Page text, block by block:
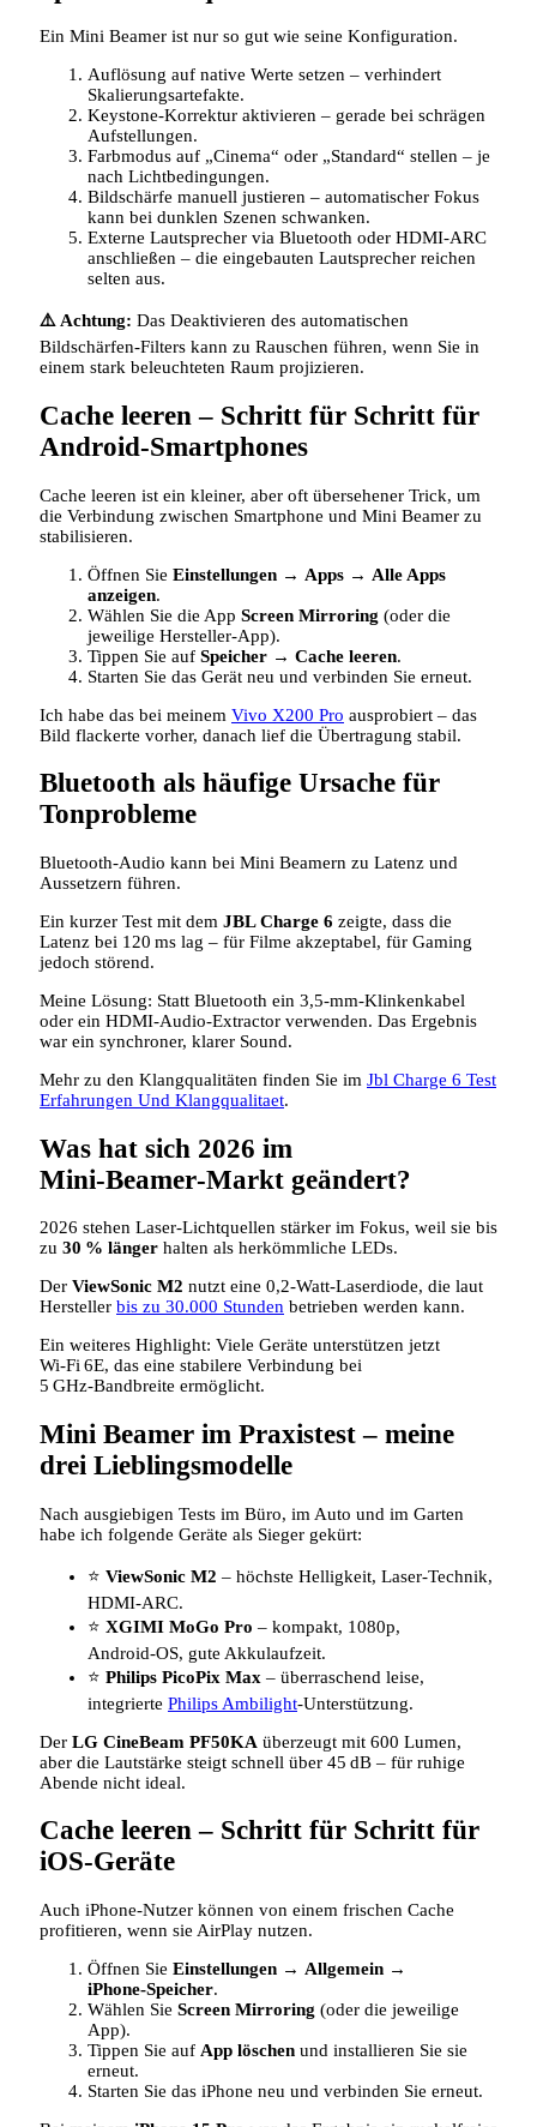
Ein Mini Beamer ist nur so gut wie seine Konfiguration.
Auflösung auf native Werte setzen – verhindert
Skalierungsartefakte.
Keystone‑Korrektur aktivieren – gerade bei schrägen
Aufstellungen.
Farbmodus auf „Cinema“ oder „Standard“ stellen – je
nach Lichtbedingungen.
Bildschärfe manuell justieren – automatischer Fokus
kann bei dunklen Szenen schwanken.
Externe Lautsprecher via Bluetooth oder HDMI‑ARC
anschließen – die eingebauten Lautsprecher reichen
selten aus.
⚠️ Achtung: Das Deaktivieren des automatischen
Bildschärfen‑Filters kann zu Rauschen führen, wenn Sie in
einem stark beleuchteten Raum projizieren.
Cache leeren – Schritt für Schritt für
Android‑Smartphones
Cache leeren ist ein kleiner, aber oft übersehener Trick, um
die Verbindung zwischen Smartphone und Mini Beamer zu
stabilisieren.
Öffnen Sie Einstellungen → Apps → Alle Apps
anzeigen.
Wählen Sie die App Screen Mirroring (oder die
jeweilige Hersteller‑App).
Tippen Sie auf Speicher → Cache leeren.
Starten Sie das Gerät neu und verbinden Sie erneut.
Ich habe das bei meinem Vivo X200 Pro ausprobiert – das
Bild flackerte vorher, danach lief die Übertragung stabil.
Bluetooth als häufige Ursache für
Tonprobleme
Bluetooth‑Audio kann bei Mini Beamern zu Latenz und
Aussetzern führen.
Ein kurzer Test mit dem JBL Charge 6 zeigte, dass die
Latenz bei 120 ms lag – für Filme akzeptabel, für Gaming
jedoch störend.
Meine Lösung: Statt Bluetooth ein 3,5‑mm‑Klinkenkabel
oder ein HDMI‑Audio‑Extractor verwenden. Das Ergebnis
war ein synchroner, klarer Sound.
Mehr zu den Klangqualitäten finden Sie im Jbl Charge 6 Test
Erfahrungen Und Klangqualitaet.
Was hat sich 2026 im
Mini‑Beamer‑Markt geändert?
2026 stehen Laser‑Lichtquellen stärker im Fokus, weil sie bis
zu 30 % länger halten als herkömmliche LEDs.
Der ViewSonic M2 nutzt eine 0,2‑Watt‑Laserdiode, die laut
Hersteller bis zu 30.000 Stunden betrieben werden kann.
Ein weiteres Highlight: Viele Geräte unterstützen jetzt
Wi‑Fi 6E, das eine stabilere Verbindung bei
5 GHz‑Bandbreite ermöglicht.
Mini Beamer im Praxistest – meine
drei Lieblingsmodelle
Nach ausgiebigen Tests im Büro, im Auto und im Garten
habe ich folgende Geräte als Sieger gekürt:
⭐ ViewSonic M2 – höchste Helligkeit, Laser‑Technik,
HDMI‑ARC.
⭐ XGIMI MoGo Pro – kompakt, 1080p,
Android‑OS, gute Akkulaufzeit.
⭐ Philips PicoPix Max – überraschend leise,
integrierte Philips Ambilight‑Unterstützung.
Der LG CineBeam PF50KA überzeugt mit 600 Lumen,
aber die Lautstärke steigt schnell über 45 dB – für ruhige
Abende nicht ideal.
Cache leeren – Schritt für Schritt für
iOS‑Geräte
Auch iPhone‑Nutzer können von einem frischen Cache
profitieren, wenn sie AirPlay nutzen.
Öffnen Sie Einstellungen → Allgemein →
iPhone‑Speicher.
Wählen Sie Screen Mirroring (oder die jeweilige
App).
Tippen Sie auf App löschen und installieren Sie sie
erneut.
Starten Sie das iPhone neu und verbinden Sie erneut.